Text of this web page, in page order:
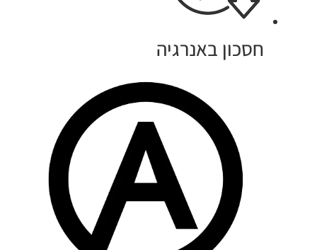
חסכון באנרגיה